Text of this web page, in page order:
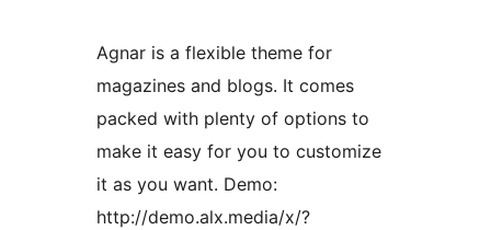
Agnar is a flexible theme for
magazines and blogs. It comes
packed with plenty of options to
make it easy for you to customize
it as you want. Demo:
http://demo.alx.media/x/?